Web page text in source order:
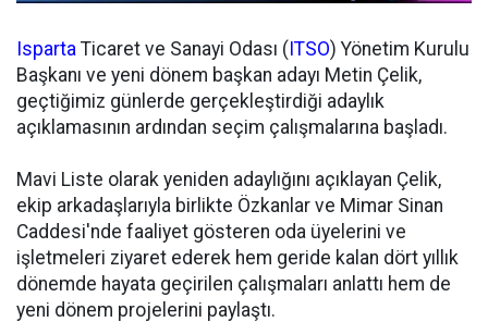
Isparta Ticaret ve Sanayi Odası ( ITSO) Yönetim Kurulu
Başkanı ve yeni dönem başkan adayı Metin Çelik,
geçtiğimiz günlerde gerçekleştirdiği adaylık
açıklamasının ardından seçim çalışmalarına başladı.
Mavi Liste olarak yeniden adaylığını açıklayan Çelik,
ekip arkadaşlarıyla birlikte Özkanlar ve Mimar Sinan
Caddesi'nde faaliyet gösteren oda üyelerini ve
işletmeleri ziyaret ederek hem geride kalan dört yıllık
dönemde hayata geçirilen çalışmaları anlattı hem de
yeni dönem projelerini paylaştı.